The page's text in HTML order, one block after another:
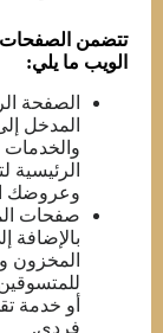
تتضمن الصفحات
الويب ما يلي:
الصفحة
المدخل
والخدمات
الرئيسية
وعروضك
صفحات
بالإضافة
المخزون
أو خدمة
فردي.